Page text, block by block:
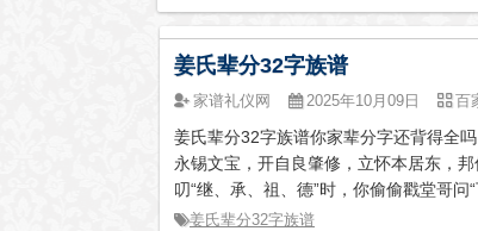
姜氏辈分32字族谱
家谱礼仪网 2025年10月09日 百
姜氏辈分32字族谱你家辈分字还背得全
永锡文宝，开自良肇修，立怀本居东，
叨“继、承、祖、德”时，你偷偷戳堂哥问
姜氏辈分32字族谱